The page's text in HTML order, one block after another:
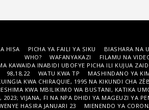
HISA PICHA YA FAILI YA SIKU
BIASHARA NA
WHO?
WAFANYAKAZI
FILAMU NA
KAWAIDA INABIDI UBOFYE PICHA ILI KUJUA
98,18,22
WATU KWA TP
MASHINDANO YA
KWA CHIRAQUIE, 1995 NA KIKUNDI CHA
KWA MBILIKIMO WA BUSTANI, KATIKA
2023; VIJANA, FI NA NPA DHIDI YA MAGEUZI YA
HASIRA JANUARI 23
MIENENDO YA